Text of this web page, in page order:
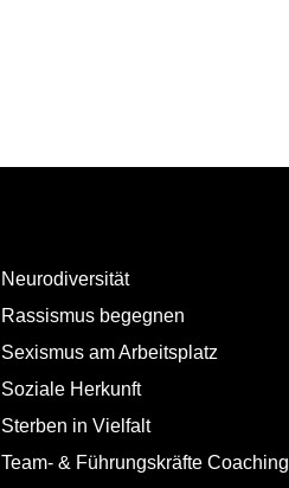
Neurodiversität
Rassismus begegnen
Sexismus am Arbeitsplatz
Soziale Herkunft
Sterben in Vielfalt
Team- & Führungskräfte Coaching